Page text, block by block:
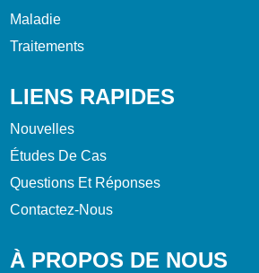
Maladie
Traitements
LIENS RAPIDES
Nouvelles
Études De Cas
Questions Et Réponses
Contactez-Nous
À PROPOS DE NOUS